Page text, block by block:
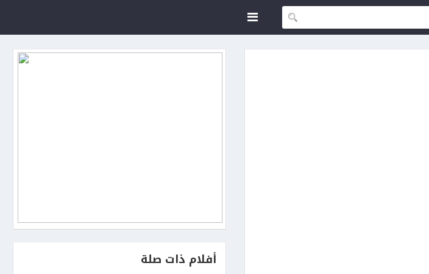
أفلام ذات صلة